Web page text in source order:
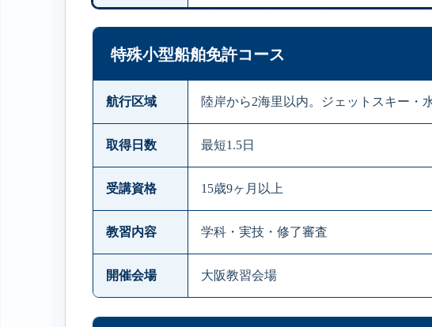
特殊小型船舶免許コース
航行区域 陸岸から2海里以内。ジェットスキー・
取得日数 最短1.5日
受講資格 15歳9ヶ月以上
教習内容 学科・実技・修了審査
開催会場 大阪教習会場